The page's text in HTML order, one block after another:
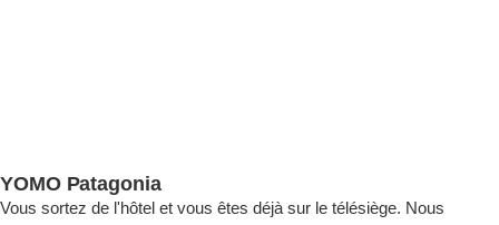
YOMO Patagonia
Vous sortez de l'hôtel et vous êtes déjà sur le télésiège. Nous